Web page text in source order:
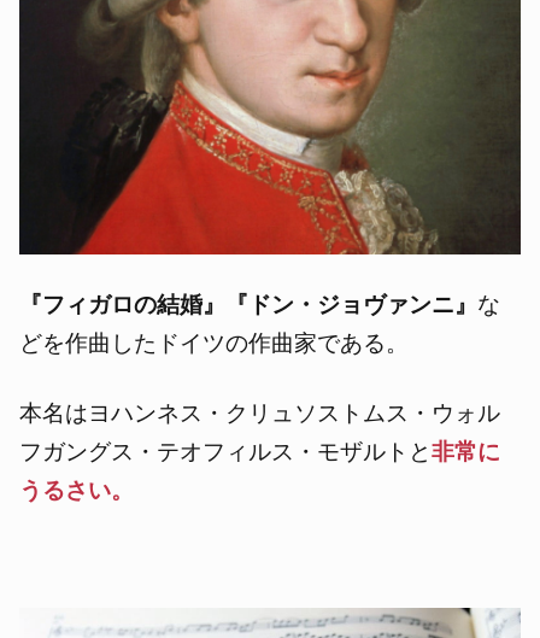
『フィガロの結婚』『ドン・ジョヴァンニ』 な
どを作曲したドイツの作曲家である。
本名はヨハンネス・クリュソストムス・ウォル
フガングス・テオフィルス・モザルトと非常に
うるさい。